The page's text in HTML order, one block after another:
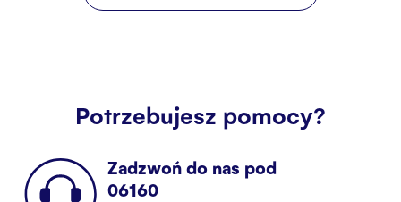
Potrzebujesz pomocy?
Zadzwoń do nas pod
06160